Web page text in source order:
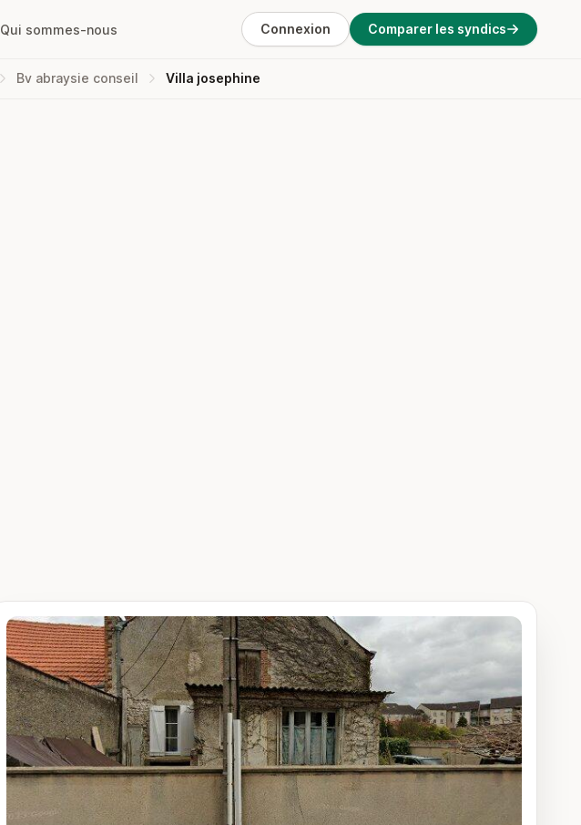
Qui sommes-nous Connexion Comparer les syndics
Bv abraysie conseil Villa josephine